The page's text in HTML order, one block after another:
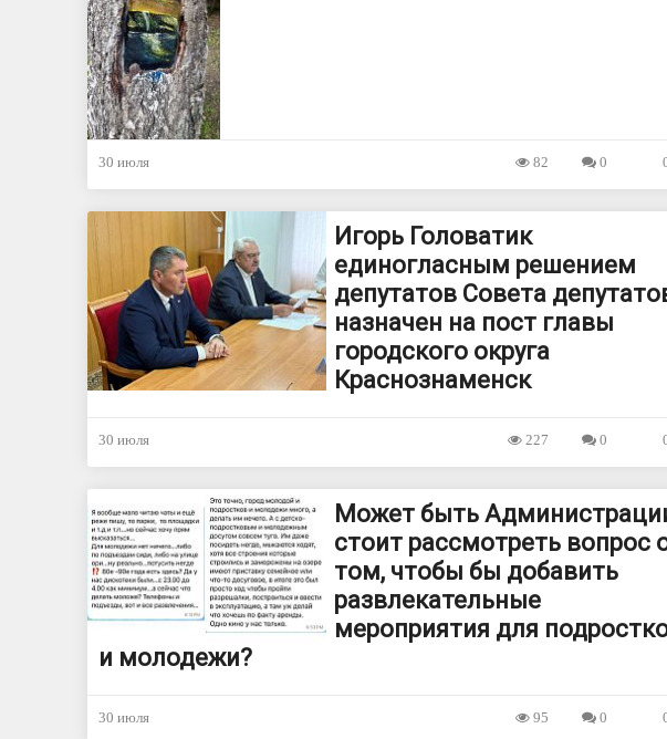
30 июля 0
82
Игорь Головатик
единогласным решением
депутатов Совета
назначен на пост главы
городского округа
Краснознаменск
30 июля 0
227
Может быть
стоит рассмотреть вопрос
том, чтобы бы добавить
развлекательные
мероприятия для
и молодежи?
30 июля 0
95